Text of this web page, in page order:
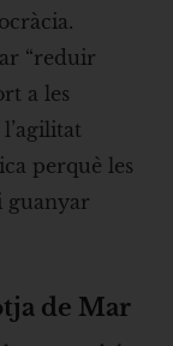
“reduir
a les
perquè les
guanyar
de Mar